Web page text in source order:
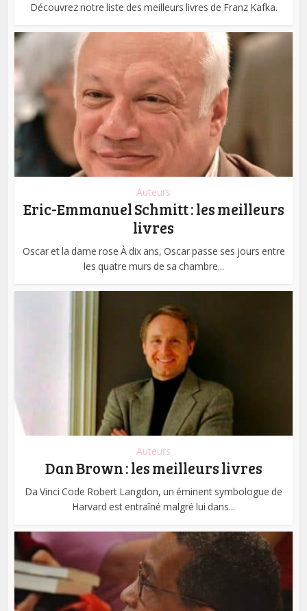
Découvrez notre liste des meilleurs livres de Franz Kafka.
Auteurs
Eric-Emmanuel Schmitt : les meilleurs
livres
Oscar et la dame rose À dix ans, Oscar passe ses jours entre
les quatre murs de sa chambre...
Auteurs
Dan Brown : les meilleurs livres
Da Vinci Code Robert Langdon, un éminent symbologue de
Harvard est entraîné malgré lui dans...